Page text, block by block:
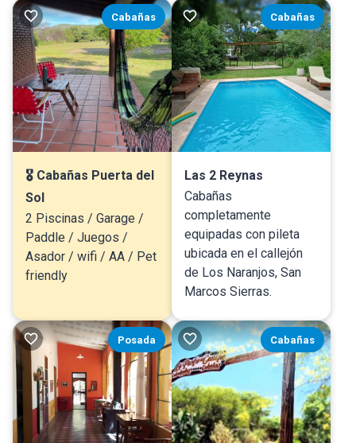
Cabañas
🎖 Cabañas Puerta del
Sol
2 Piscinas / Garage /
Paddle / Juegos /
Asador / wifi / AA / Pet
friendly
Cabañas
Las 2 Reynas
Cabañas
completamente
equipadas con pileta
ubicada en el callejón
de Los Naranjos, San
Marcos Sierras.
Posada Cabañas